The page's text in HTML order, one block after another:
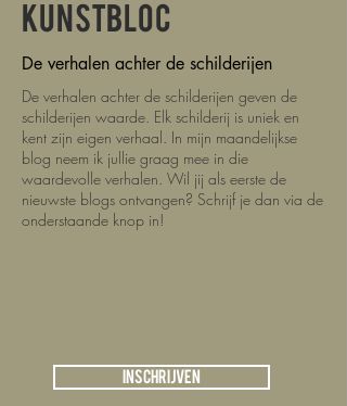
KUNSTBLOC
De verhalen achter de schilderijen
De verhalen achter de schilderijen geven de
schilderijen waarde. Elk schilderij is uniek en
kent zijn eigen verhaal. In mijn maandelijkse
blog neem ik jullie graag mee in die
waardevolle verhalen. Wil jij als eerste de
nieuwste blogs ontvangen? Schrijf je dan via de
onderstaande knop in!
Inschrijven